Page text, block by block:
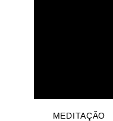
MEDITAÇÃO